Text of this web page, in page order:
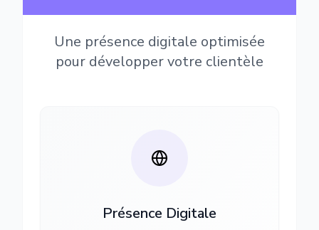
Une présence digitale optimisée
pour développer votre clientèle
Présence Digitale